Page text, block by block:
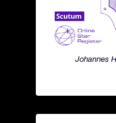
Johannes